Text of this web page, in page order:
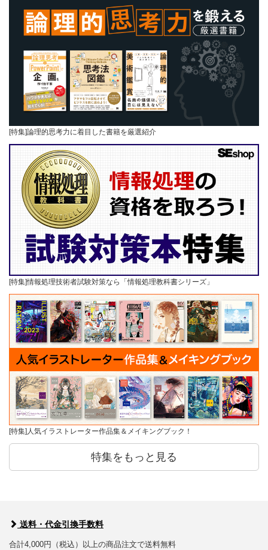
[特集]論理的思考力に着目した書籍を厳選紹介
[特集]情報処理技術者試験対策なら「情報処理教科書シリーズ」
[特集]人気イラストレーター作品集＆メイキングブック！
特集をもっと見る
送料・代金引換手数料
合計4,000円（税込）以上の商品注文で送料無料